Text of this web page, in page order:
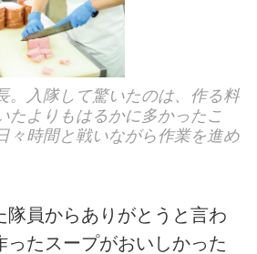
。入隊して驚いたのは、作る料
たよりもはるかに多かったこ
々時間と戦いながら作業を進め
員からありがとうと言わ
ったスープがおいしかった